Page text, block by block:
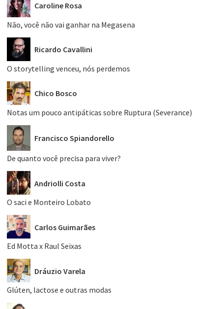
Caroline Rosa
Não, você não vai ganhar na Megasena
Ricardo Cavallini
O storytelling venceu, nós perdemos
Chico Bosco
Notas um pouco antipáticas sobre Ruptura (Severance)
Francisco Spiandorello
De quanto você precisa para viver?
Andriolli Costa
O saci e Monteiro Lobato
Carlos Guimarães
Ed Motta x Raul Seixas
Dráuzio Varela
Glúten, lactose e outras modas